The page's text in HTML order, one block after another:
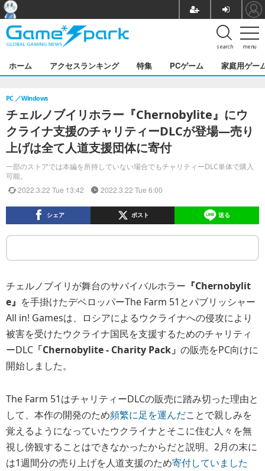
menu
search
ホーム アクセスランキング 特集 PCゲーム 家庭用ゲー
チェルノブイリホラー『Chernobylite』にウ
クライナ支援のチャリティーDLCが登場―売り
上げは全て人道支援団体に寄付
一部のストアでは本編を所持していない場合でもチャリティーDLC単体で購入
可能。
PC Windows
2022.3.22 Tue 13:42 2022.3.22 Tue 6:00
シェア ポスト 送る
チェルノブイリが舞台のサバイバルホラー 『Chernobylit
e』 を手掛けたデベロッパーThe Farm 51とパブリッシャー
All in! Gamesは、ロシアによるウクライナへの侵攻により
被害を受けたウクライナ国民を支援するためのチャリティ
ーDLC 「Chernobylite - Charity Pack」 の販売をPC向けに
開始しました。
The Farm 51はチャリティーDLCの販売に踏み切った理由と
して、本作の開発のため頻繁に足を運んだことで親しみを
覚えるようになっていたウクライナとそこに住む人々を無
視し傍観することはできなかったからだと説明。2月の末に
は1週間分の売り上げを人道支援のため寄付していました